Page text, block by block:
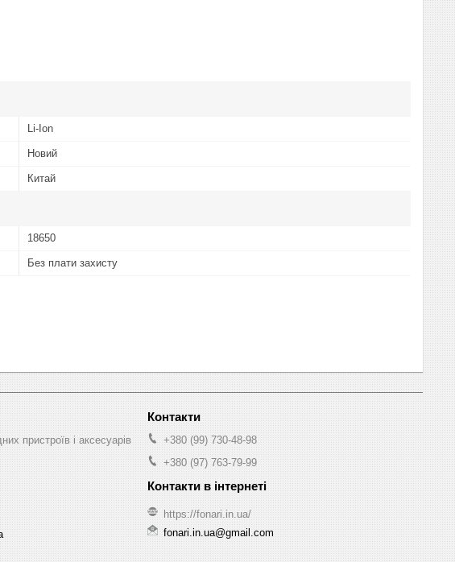
Li-Ion
Новий
Китай
18650
Без плати захисту
пристроїв і аксесуарів
+380 (99) 730-48-98
+380 (97) 763-79-99
https://fonari.in.ua/
fonari.in.ua@gmail.com